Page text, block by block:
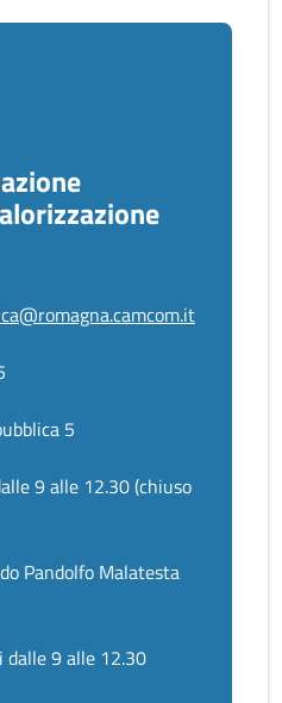
5
9 alle 12.30 (chiuso
Pandolfo Malatesta
9 alle 12.30